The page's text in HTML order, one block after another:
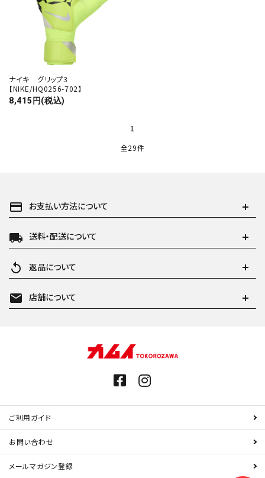
ナイキ グリップ3
【NIKE/HQ0256-702】
8,415円(税込)
1
全29件
payment お支払い方法について
local_shipping 送料・配送について
replay 返品について
mail 店舗について
ご利用ガイド
お問い合わせ
メールマガジン登録